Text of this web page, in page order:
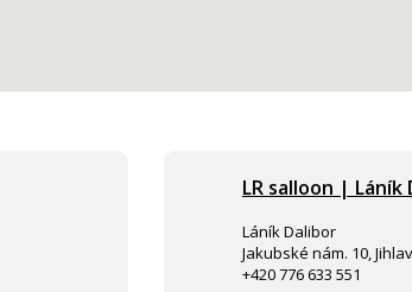
LR salloon | Láník
Láník Dalibor
Jakubské nám. 10,
+420 776 633 551